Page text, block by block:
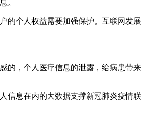
。
的个人权益需要加强保护。互联网发展
的，个人医疗信息的泄露，给病患带来
信息在内的大数据支撑新冠肺炎疫情联